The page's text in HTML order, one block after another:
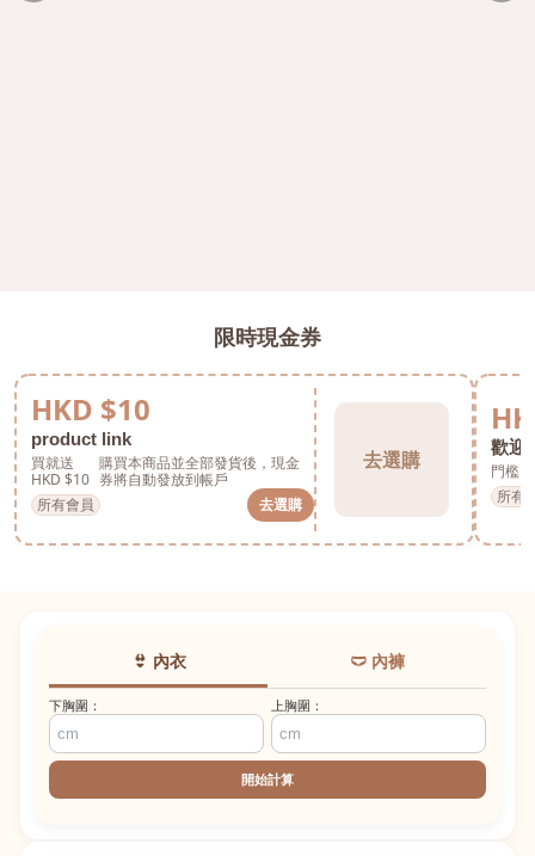
限時現金券
HKD $10
product link
買就送
HKD $10
購買本商品並全部發貨後，現金
券將自動發放到帳戶
所有會員
去選購
去選購
歡迎
門檻
所有
👙 內衣 🩲 內褲
下胸圍： 上胸圍：
開始計算